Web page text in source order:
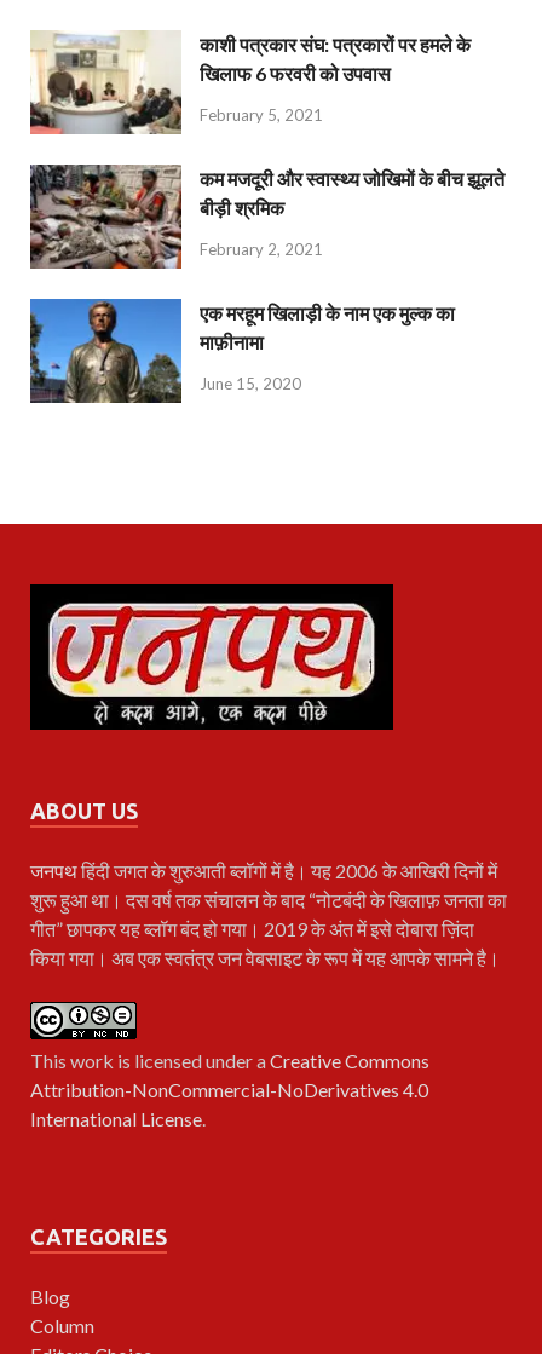
काशी पत्रकार संघ: पत्रकारों पर हमले के
खिलाफ 6 फरवरी को उपवास
February 5, 2021
कम मजदूरी और स्वास्थ्य जोखिमों के बीच झूलते
बीड़ी श्रमिक
February 2, 2021
एक मरहूम खिलाड़ी के नाम एक मुल्क का
माफ़ीनामा
June 15, 2020
ABOUT US
जनपथहिंदी जगत के शुरुआती ब्लॉगों में है। यह 2006 के आखिरी दिनों में
शुरू हुआ था। दस वर्ष तक संचालन के बाद “नोटबंदी के खिलाफ़ जनता का
गीत” छापकर यह ब्लॉग बंद हो गया। 2019 के अंत में इसे दोबारा ज़िंदा
किया गया। अब एक स्वतंत्र जन वेबसाइट के रूप में यह आपके सामने है।
This work is licensed under aCreative Commons
Attribution-NonCommercial-NoDerivatives 4.0
International License.
CATEGORIES
Blog
Column